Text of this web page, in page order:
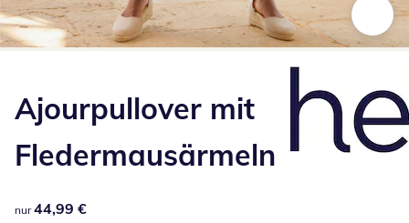
Ajourpullover mit
Fledermausärmeln
44,99 €
nur 44,99 €